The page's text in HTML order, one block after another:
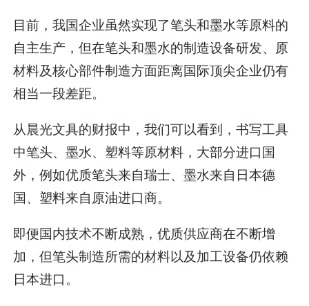
目前，我国企业虽然实现了笔头和墨水等原料的
自主生产，但在笔头和墨水的制造设备研发、原
材料及核心部件制造方面距离国际顶尖企业仍有
相当一段差距。
从晨光文具的财报中，我们可以看到，书写工具
中笔头、墨水、塑料等原材料，大部分进口国
外，例如优质笔头来自瑞士、墨水来自日本德
国、塑料来自原油进口商。
即便国内技术不断成熟，优质供应商在不断增
加，但笔头制造所需的材料以及加工设备仍依赖
日本进口。